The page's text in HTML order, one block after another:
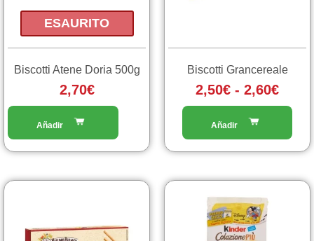
ESAURITO
Biscotti Atene Doria 500g
2,70€
Biscotti Grancereale
2,50€ - 2,60€
nella
pagina